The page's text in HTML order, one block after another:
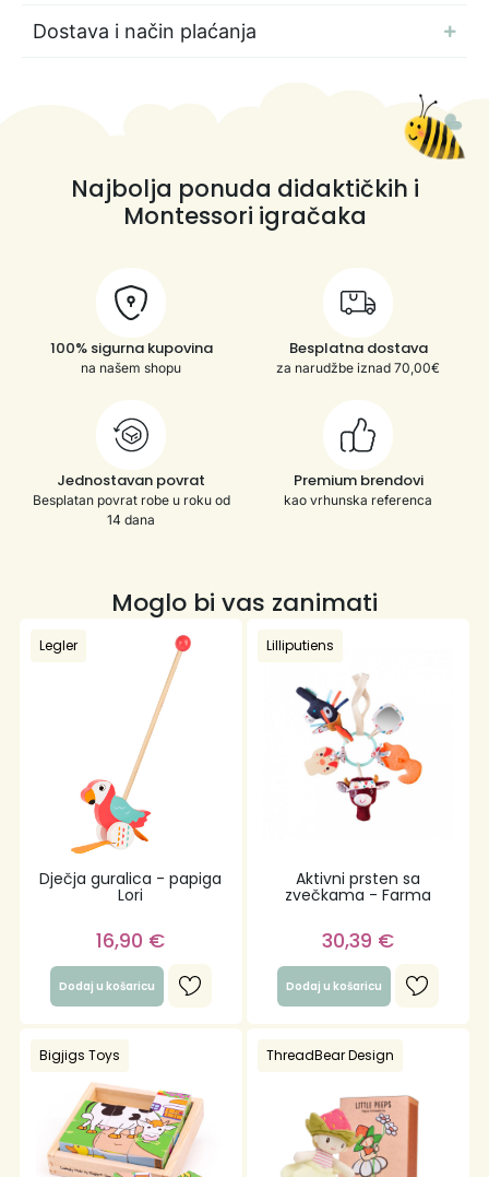
Dostava i način plaćanja
Najbolja ponuda didaktičkih i
Montessori igračaka
100% sigurna kupovina
na našem shopu
Besplatna dostava
za narudžbe iznad 70,00€
Jednostavan povrat
Besplatan povrat robe u roku od
14 dana
Premium brendovi
kao vrhunska referenca
Moglo bi vas zanimati
Dječja guralica - papiga
Lori
Legler
16,90 €
Dodaj u košaricu
Aktivni prsten sa
zvečkama - Farma
Lilliputiens
30,39 €
Dodaj u košaricu
Bigjigs Toys ThreadBear Design